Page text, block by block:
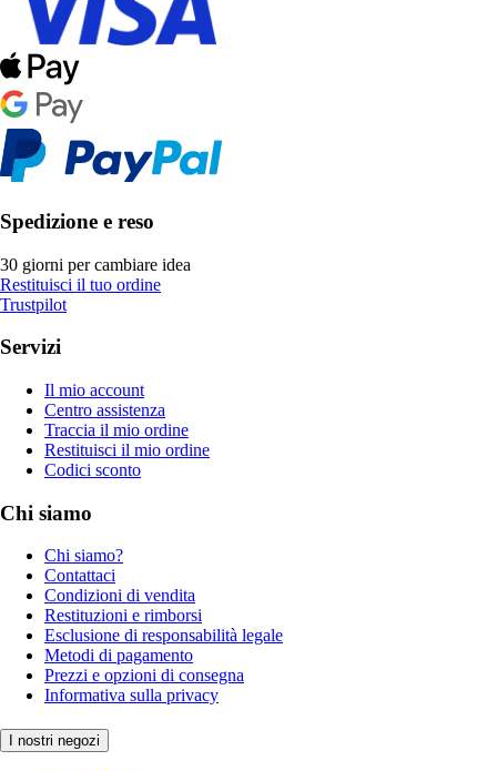
Spedizione e reso
30 giorni per cambiare idea
Restituisci il tuo ordine
Trustpilot
Servizi
Il mio account
Centro assistenza
Traccia il mio ordine
Restituisci il mio ordine
Codici sconto
Chi siamo
Chi siamo?
Contattaci
Condizioni di vendita
Restituzioni e rimborsi
Esclusione di responsabilità legale
Metodi di pagamento
Prezzi e opzioni di consegna
Informativa sulla privacy
I nostri negozi